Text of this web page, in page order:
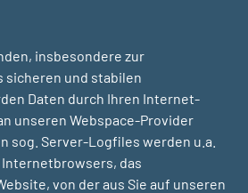
insbesondere zur
sicheren und stabilen
Daten durch Ihren Internet-
unseren Webspace-Provider
sog. Server-Logfiles werden u.a.
Internetbrowsers, das
von der aus Sie auf unseren